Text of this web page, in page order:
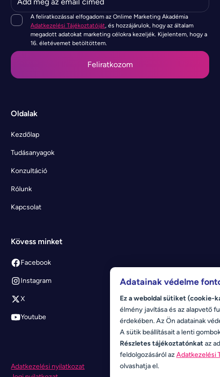
A feliratkozással elfogadom az Onlime Marketing Akadémia
Adatkezelési Tájékoztatóját, és hozzájárulok, hogy az általam
megadott adatokat marketing célokra kezeljék. Kijelentem, hogy a
16. életévemet betöltöttem.
Oldalak
Kezdőlap
Tudásanyagok
Konzultáció
Rólunk
Kapcsolat
Kövess minket
Facebook
Instagram
X
Youtube
Adatkezelési nyilatkozat
Adatainak védelme
Ez a weboldal sütiket (cookie-
élmény javítása és az alapvető
érdekében. Az Ön adatainak
A sütik beállításait a lenti
Részletes tájékoztatónkat az
feldolgozásáról azAdatkezelési
olvashatja el.